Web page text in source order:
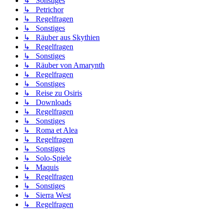
↳ Petrichor
↳ Regelfragen
↳ Sonstiges
↳ Räuber aus Skythien
↳ Regelfragen
↳ Sonstiges
↳ Räuber von Amarynth
↳ Regelfragen
↳ Sonstiges
↳ Reise zu Osiris
↳ Downloads
↳ Regelfragen
↳ Sonstiges
↳ Roma et Alea
↳ Regelfragen
↳ Sonstiges
↳ Solo-Spiele
↳ Maquis
↳ Regelfragen
↳ Sonstiges
↳ Sierra West
↳ Regelfragen